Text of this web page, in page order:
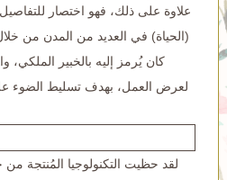
علاوة على ذلك، فهو اختصار
(الحياة) في العديد من المدن من
كان يُرمز إليه بالخبير
لعرض العمل، بهدف تسليط الضوء
لقد حظيت التكنولوجيا المُنتجة